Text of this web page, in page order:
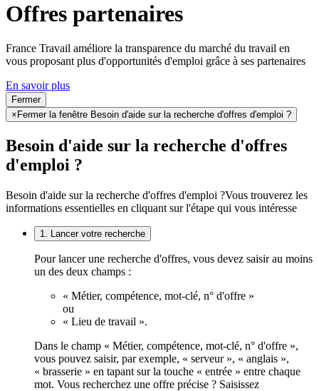
Offres partenaires
France Travail améliore la transparence du marché du travail en
vous proposant plus d'opportunités d'emploi grâce à ses partenaires
En savoir plus
Fermer
× Fermer la fenêtre Besoin d'aide sur la recherche d'offres d'emploi ?
Besoin d'aide sur la recherche d'offres
d'emploi ?
Besoin d'aide sur la recherche d'offres d'emploi ?Vous trouverez les
informations essentielles en cliquant sur l'étape qui vous intéresse
1. Lancer votre recherche
Pour lancer une recherche d'offres, vous devez saisir au moins
un des deux champs :
« Métier, compétence, mot-clé, n° d'offre »
ou
« Lieu de travail ».
Dans le champ « Métier, compétence, mot-clé, n° d'offre »,
vous pouvez saisir, par exemple, « serveur », « anglais »,
« brasserie » en tapant sur la touche « entrée » entre chaque
mot. Vous recherchez une offre précise ? Saisissez